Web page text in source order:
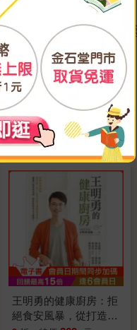
始終保持著同樣的信
王明勇的健康廚房：拒
絕食安風暴，從打造